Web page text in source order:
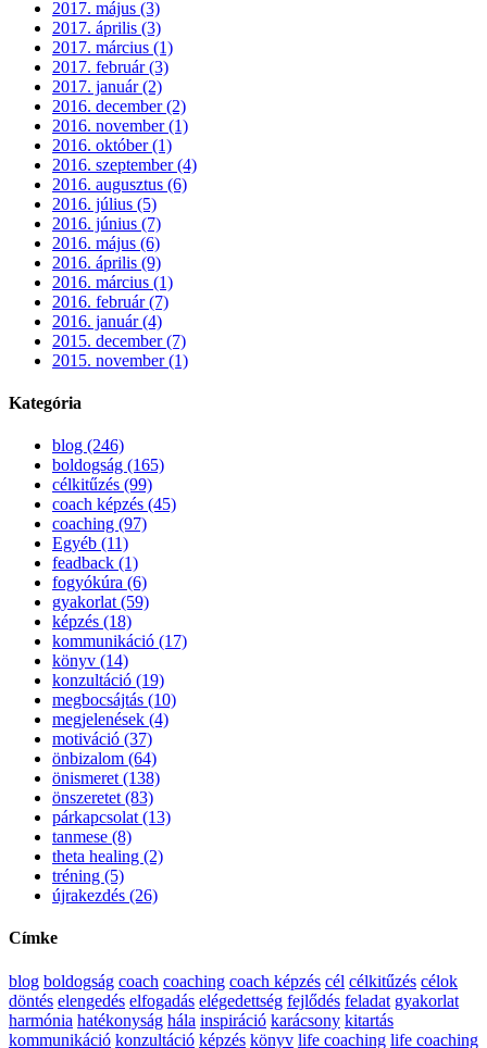
2017. május (3)
2017. április (3)
2017. március (1)
2017. február (3)
2017. január (2)
2016. december (2)
2016. november (1)
2016. október (1)
2016. szeptember (4)
2016. augusztus (6)
2016. július (5)
2016. június (7)
2016. május (6)
2016. április (9)
2016. március (1)
2016. február (7)
2016. január (4)
2015. december (7)
2015. november (1)
Kategória
blog (246)
boldogság (165)
célkitűzés (99)
coach képzés (45)
coaching (97)
Egyéb (11)
feadback (1)
fogyókúra (6)
gyakorlat (59)
képzés (18)
kommunikáció (17)
könyv (14)
konzultáció (19)
megbocsájtás (10)
megjelenések (4)
motiváció (37)
önbizalom (64)
önismeret (138)
önszeretet (83)
párkapcsolat (13)
tanmese (8)
theta healing (2)
tréning (5)
újrakezdés (26)
Címke
blog boldogság coach coaching coach képzés cél célkitűzés célok
döntés elengedés elfogadás elégedettség fejlődés feladat gyakorlat
harmónia hatékonyság hála inspiráció karácsony kitartás
kommunikáció konzultáció képzés könyv life coaching life coaching